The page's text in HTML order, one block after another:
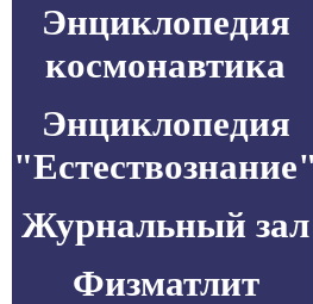
Энциклопедия
космонавтика
Энциклопедия
"Естествознание"
Журнальный зал
Физматлит